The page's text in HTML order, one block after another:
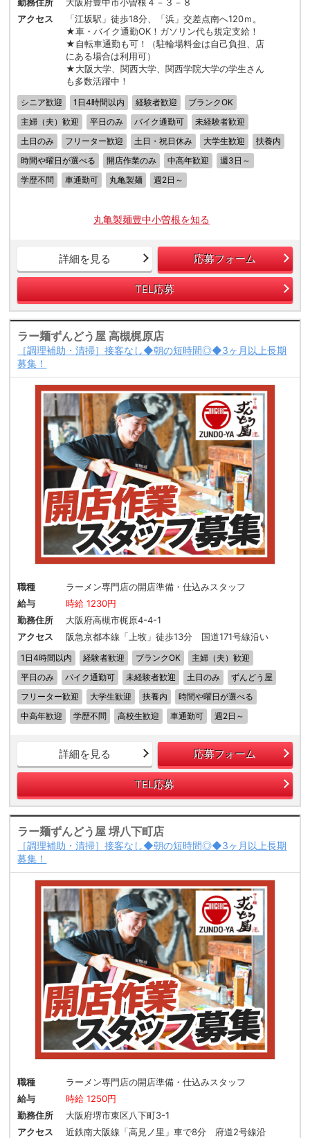
アクセス
「江坂駅」徒歩18分、「浜」交差点南へ120ｍ。
★車・バイク通勤OK！ガソリン代も規定支給！
★自転車通勤も可！（駐輪場料金は自己負担、店
にある場合は利用可）
★大阪大学、関西大学、関西学院大学の学生さん
も多数活躍中！
シニア歓迎 1日4時間以内 経験者歓迎
ブランクOK
主婦（夫）歓迎
平日のみ バイク通勤可
未経験者歓迎
土日のみ
フリーター歓迎 土日・祝日休み 大学生歓迎
扶養内
時間や曜日が選べる
開店作業のみ 中高年歓迎
週3日～
学歴不問
車通勤可 丸亀製麺 週2日～
丸亀製麺豊中小曽根を知る
詳細を見る 応募フォーム
TEL応募
ラー麺ずんどう屋 高槻梶原店
［調理補助・清掃］接客なし◆朝の短時間◎◆3ヶ月以上長期
募集！
職種
ラーメン専門店の開店準備・仕込みスタッフ
給与
時給 1230円
勤務住所
大阪府高槻市梶原4-4-1
アクセス
阪急京都本線「上牧」徒歩13分 国道171号線沿い
1日4時間以内 経験者歓迎 ブランクOK
主婦（夫）歓迎
平日のみ
バイク通勤可 未経験者歓迎 土日のみ
ずんどう屋
フリーター歓迎
大学生歓迎 扶養内
時間や曜日が選べる
中高年歓迎
学歴不問 高校生歓迎 車通勤可 週2日～
詳細を見る 応募フォーム
TEL応募
ラー麺ずんどう屋 堺八下町店
［調理補助・清掃］接客なし◆朝の短時間◎◆3ヶ月以上長期
募集！
職種
ラーメン専門店の開店準備・仕込みスタッフ
給与
時給 1250円
勤務住所
大阪府堺市東区八下町3-1
アクセス
近鉄南大阪線「高見ノ里」車で8分 府道2号線沿